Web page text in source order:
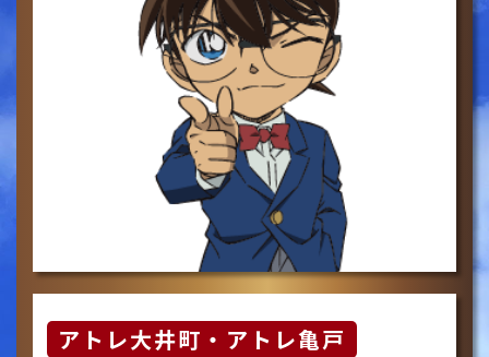
アトレ大井町・アトレ亀戸